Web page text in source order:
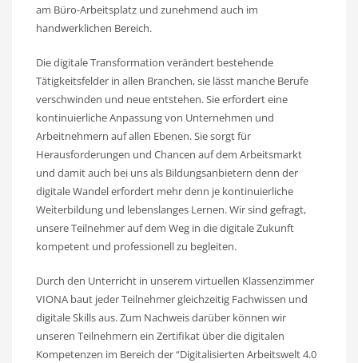
am Büro-Arbeitsplatz und zunehmend auch im
handwerklichen Bereich.
Die digitale Transformation verändert bestehende
Tätigkeitsfelder in allen Branchen, sie lässt manche Berufe
verschwinden und neue entstehen. Sie erfordert eine
kontinuierliche Anpassung von Unternehmen und
Arbeitnehmern auf allen Ebenen. Sie sorgt für
Herausforderungen und Chancen auf dem Arbeitsmarkt
und damit auch bei uns als Bildungsanbietern denn der
digitale Wandel erfordert mehr denn je kontinuierliche
Weiterbildung und lebenslanges Lernen. Wir sind gefragt,
unsere Teilnehmer auf dem Weg in die digitale Zukunft
kompetent und professionell zu begleiten.
Durch den Unterricht in unserem virtuellen Klassenzimmer
VIONA baut jeder Teilnehmer gleichzeitig Fachwissen und
digitale Skills aus. Zum Nachweis darüber können wir
unseren Teilnehmern ein Zertifikat über die digitalen
Kompetenzen im Bereich der “Digitalisierten Arbeitswelt 4.0